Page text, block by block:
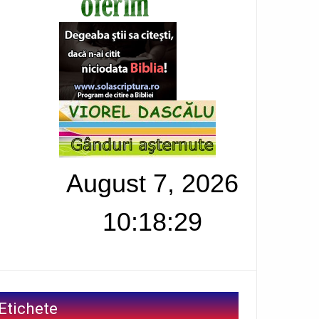
August 7, 2026
10:18:30